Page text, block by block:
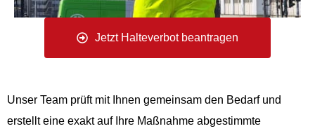
Jetzt Halteverbot beantragen
Unser Team prüft mit Ihnen gemeinsam den Bedarf und
erstellt eine exakt auf Ihre Maßnahme abgestimmte